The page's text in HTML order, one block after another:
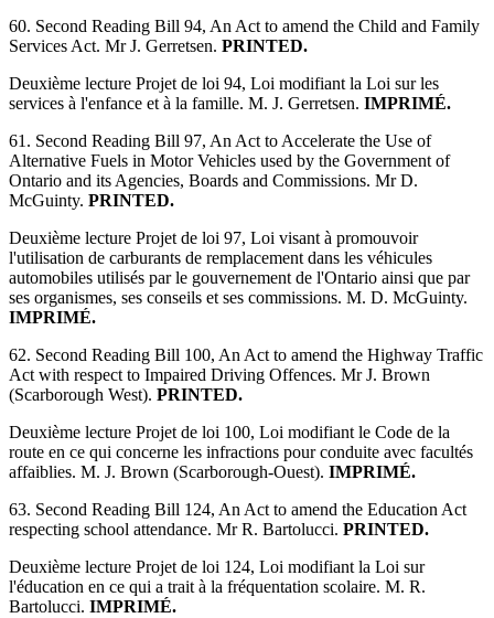
60. Second Reading Bill 94, An Act to amend the Child and Family
Services Act. Mr J. Gerretsen. PRINTED.
Deuxième lecture Projet de loi 94, Loi modifiant la Loi sur les
services à l'enfance et à la famille. M. J. Gerretsen. IMPRIMÉ.
61. Second Reading Bill 97, An Act to Accelerate the Use of
Alternative Fuels in Motor Vehicles used by the Government of
Ontario and its Agencies, Boards and Commissions. Mr D.
McGuinty. PRINTED.
Deuxième lecture Projet de loi 97, Loi visant à promouvoir
l'utilisation de carburants de remplacement dans les véhicules
automobiles utilisés par le gouvernement de l'Ontario ainsi que par
ses organismes, ses conseils et ses commissions. M. D. McGuinty.
IMPRIMÉ.
62. Second Reading Bill 100, An Act to amend the Highway Traffic
Act with respect to Impaired Driving Offences. Mr J. Brown
(Scarborough West). PRINTED.
Deuxième lecture Projet de loi 100, Loi modifiant le Code de la
route en ce qui concerne les infractions pour conduite avec facultés
affaiblies. M. J. Brown (Scarborough-Ouest). IMPRIMÉ.
63. Second Reading Bill 124, An Act to amend the Education Act
respecting school attendance. Mr R. Bartolucci. PRINTED.
Deuxième lecture Projet de loi 124, Loi modifiant la Loi sur
l'éducation en ce qui a trait à la fréquentation scolaire. M. R.
Bartolucci. IMPRIMÉ.